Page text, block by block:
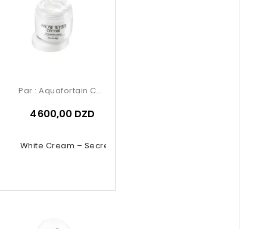
White Cream – Secret Key
Par : Aquafortain Cosmetics
4 600,00 DZD